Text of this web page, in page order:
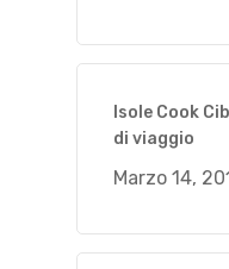
Isole Cook
di viaggio
Marzo 14,